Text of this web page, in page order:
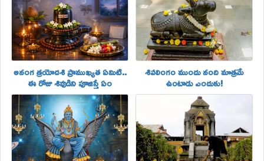
అనంగ త్రయోదశి ప్రాముఖ్యత ఏమిటి..
ఈ రోజు శివుడిని పూజిస్తే ఏం
జరుగుతుందో తెలుసా!
శివలింగం ముందు నంది మాత్రమే
ఉంటాడు ఎందుకు!